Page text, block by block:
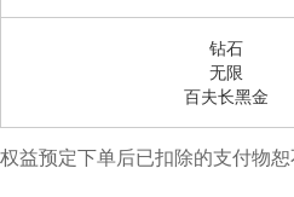
钻石
无限
百夫长黑金
权益预定下单后已扣除的支付物恕